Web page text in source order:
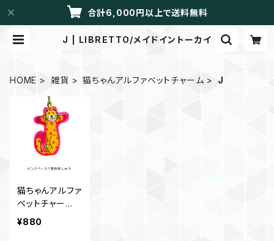
合計6,000円以上で送料無料
J | LIBRETTO/メイドイントーカイ
HOME 雑貨 猫ちゃんアルファベットチャーム J
猫ちゃんアルファ
ベットチャー
ム J
¥880